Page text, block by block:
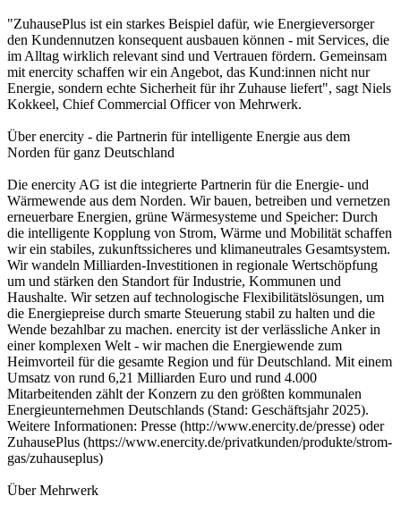
"ZuhausePlus ist ein starkes Beispiel dafür, wie Energieversorger
den Kundennutzen konsequent ausbauen können - mit Services, die
im Alltag wirklich relevant sind und Vertrauen fördern. Gemeinsam
mit enercity schaffen wir ein Angebot, das Kund:innen nicht nur
Energie, sondern echte Sicherheit für ihr Zuhause liefert", sagt Niels
Kokkeel, Chief Commercial Officer von Mehrwerk.
Über enercity - die Partnerin für intelligente Energie aus dem
Norden für ganz Deutschland
Die enercity AG ist die integrierte Partnerin für die Energie- und
Wärmewende aus dem Norden. Wir bauen, betreiben und vernetzen
erneuerbare Energien, grüne Wärmesysteme und Speicher: Durch
die intelligente Kopplung von Strom, Wärme und Mobilität schaffen
wir ein stabiles, zukunftssicheres und klimaneutrales Gesamtsystem.
Wir wandeln Milliarden-Investitionen in regionale Wertschöpfung
um und stärken den Standort für Industrie, Kommunen und
Haushalte. Wir setzen auf technologische Flexibilitätslösungen, um
die Energiepreise durch smarte Steuerung stabil zu halten und die
Wende bezahlbar zu machen. enercity ist der verlässliche Anker in
einer komplexen Welt - wir machen die Energiewende zum
Heimvorteil für die gesamte Region und für Deutschland. Mit einem
Umsatz von rund 6,21 Milliarden Euro und rund 4.000
Mitarbeitenden zählt der Konzern zu den größten kommunalen
Energieunternehmen Deutschlands (Stand: Geschäftsjahr 2025).
Weitere Informationen: Presse (http://www.enercity.de/presse) oder
ZuhausePlus (https://www.enercity.de/privatkunden/produkte/strom-
gas/zuhauseplus)
Über Mehrwerk